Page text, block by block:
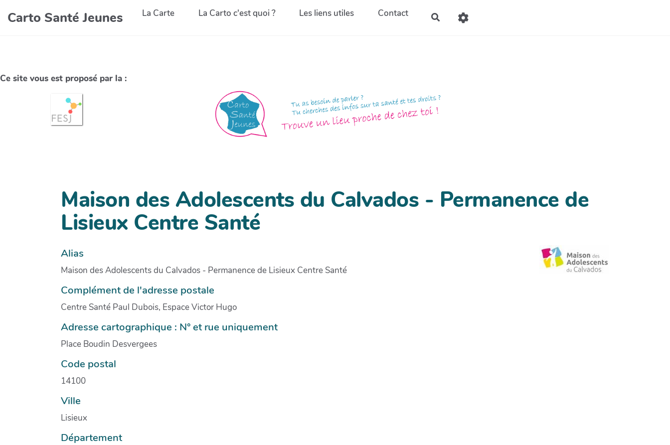
Carto Santé Jeunes La Carte La Carto c'est quoi ? Les liens utiles Contact
Ce site vous est proposé par la :
Maison des Adolescents du Calvados - Permanence de
Lisieux Centre Santé
Alias
Maison des Adolescents du Calvados - Permanence de Lisieux Centre Santé
Complément de l'adresse postale
Centre Santé Paul Dubois, Espace Victor Hugo
Adresse cartographique : N° et rue uniquement
Place Boudin Desvergees
Code postal
14100
Ville
Lisieux
Département